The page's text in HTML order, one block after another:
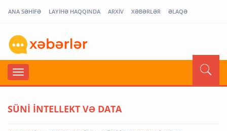
ANA SƏHİFƏ LAYİHƏ HAQQINDA ARXİV XƏBƏRLƏR ƏLAQƏ
SÜNİ İNTELLEKT VƏ DATA